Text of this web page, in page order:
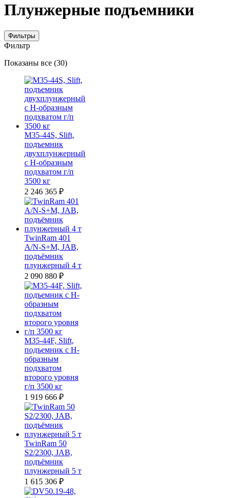
Плунжерные подъемники
Фильтры
Фильтр
Показаны все (30)Цены:
убыванию
M35-44S, Slift,
подъемник
двухплунжерный
с Н-образным
подхватом г/п
3500 кг
2 246 365 ₽
TwinRam 401
A/N-S+M, JAB,
подъёмник
плунжерный 4 т
2 090 880 ₽
M35-44F, Slift,
подъемник с Н-
образным
подхватом
второго уровня
г/п 3500 кг
1 919 666 ₽
TwinRam 50
S2/2300, JAB,
подъёмник
плунжерный 5 т
1 615 306 ₽